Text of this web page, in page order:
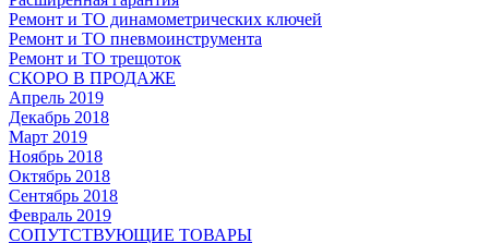
Ремонт и ТО динамометрических ключей
Ремонт и ТО пневмоинструмента
Ремонт и ТО трещоток
СКОРО В ПРОДАЖЕ
Апрель 2019
Декабрь 2018
Март 2019
Ноябрь 2018
Октябрь 2018
Сентябрь 2018
Февраль 2019
СОПУТСТВУЮЩИЕ ТОВАРЫ